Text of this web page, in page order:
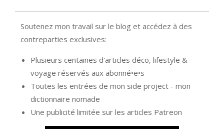
Soutenez mon travail sur le blog et accédez à des
contreparties exclusives:
Plusieurs centaines d'articles déco, lifestyle &
voyage réservés aux abonné•e•s
Toutes les entrées de mon side project - mon
dictionnaire nomade
Une publicité limitée sur les articles Patreon